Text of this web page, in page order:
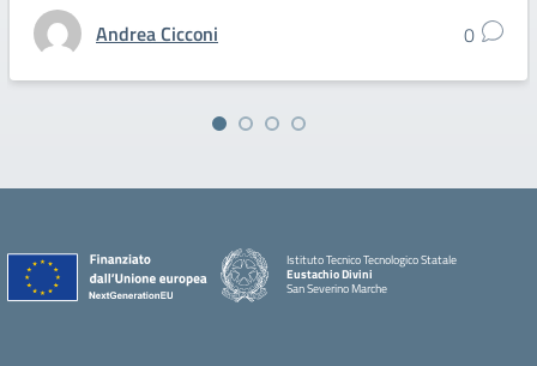
Andrea Cicconi 0
Istituto Tecnico Tecnologico Statale
Eustachio Divini
San Severino Marche